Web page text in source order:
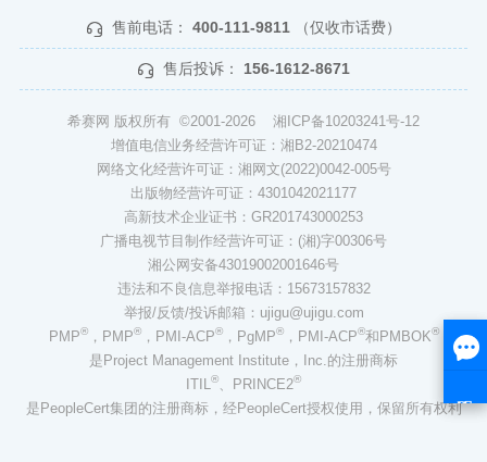
售前电话： 400-111-9811 （仅收市话费）
售后投诉： 156-1612-8671
希赛网 版权所有 ©2001-2026 湘ICP备10203241号-12
增值电信业务经营许可证：湘B2-20210474
网络文化经营许可证：湘网文(2022)0042-005号
出版物经营许可证：4301042021177
高新技术企业证书：GR201743000253
广播电视节目制作经营许可证：(湘)字00306号
湘公网安备43019002001646号
违法和不良信息举报电话：15673157832
举报/反馈/投诉邮箱：ujigu@ujigu.com
PMP®，PMP®，PMI-ACP®，PgMP®，PMI-ACP®和PMBOK®
是Project Management Institute，Inc.的注册商标
ITIL®、PRINCE2®
是PeopleCert集团的注册商标，经PeopleCert授权使用，保留所有权利